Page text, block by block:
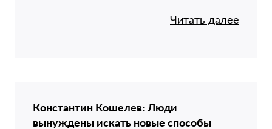
Читать далее
Константин Кошелев: Люди
вынуждены искать новые способы